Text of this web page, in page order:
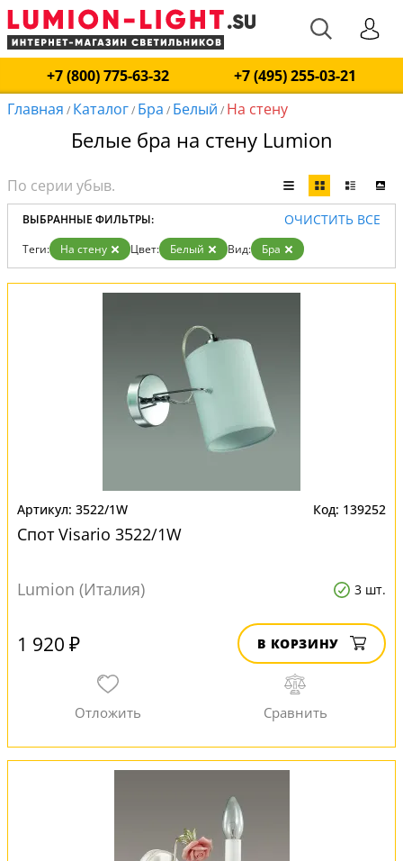
+7 (800) 775-63-32
+7 (495) 255-03-21
Главная / Каталог/ Бра / Белый / На стену
Белые бра на стену Lumion
ВЫБРАННЫЕ ФИЛЬТРЫ: ОЧИСТИТЬ ВСЕ
Теги: На стену Цвет: Белый Вид: Бра
3522/1W 139252
Спот Visario 3522/1W
Lumion (Италия) 3 шт.
1 920 ₽ В КОРЗИНУ